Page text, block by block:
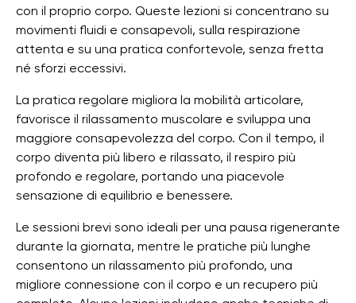
con il proprio corpo. Queste lezioni si concentrano su
movimenti fluidi e consapevoli, sulla respirazione
attenta e su una pratica confortevole, senza fretta
né sforzi eccessivi.
La pratica regolare migliora la mobilità articolare,
favorisce il rilassamento muscolare e sviluppa una
maggiore consapevolezza del corpo. Con il tempo, il
corpo diventa più libero e rilassato, il respiro più
profondo e regolare, portando una piacevole
sensazione di equilibrio e benessere.
Le sessioni brevi sono ideali per una pausa rigenerante
durante la giornata, mentre le pratiche più lunghe
consentono un rilassamento più profondo, una
migliore connessione con il corpo e un recupero più